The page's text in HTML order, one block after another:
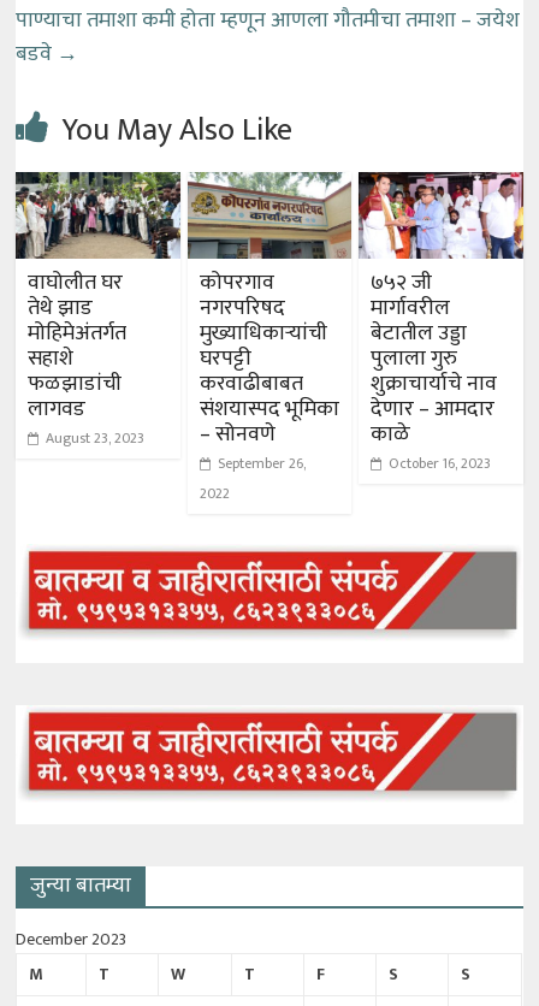
पाण्याचा तमाशा कमी होता म्हणून आणला गौतमीचा तमाशा – जयेश
बडवे →
You May Also Like
वाघोलीत घर
तेथे झाड
मोहिमेअंतर्गत
सहाशे
फळझाडांची
लागवड
August 23, 2023
कोपरगाव
नगरपरिषद
मुख्याधिकाऱ्यांची
घरपट्टी
करवाढीबाबत
संशयास्पद भूमिका
– सोनवणे
September 26,
2022
७५२ जी
मार्गावरील
बेटातील उड्डा
पुलाला गुरु
शुक्राचार्याचे नाव
देणार – आमदार
काळे
October 16, 2023
जुन्या बातम्या
December 2023
M
T W T F S
S